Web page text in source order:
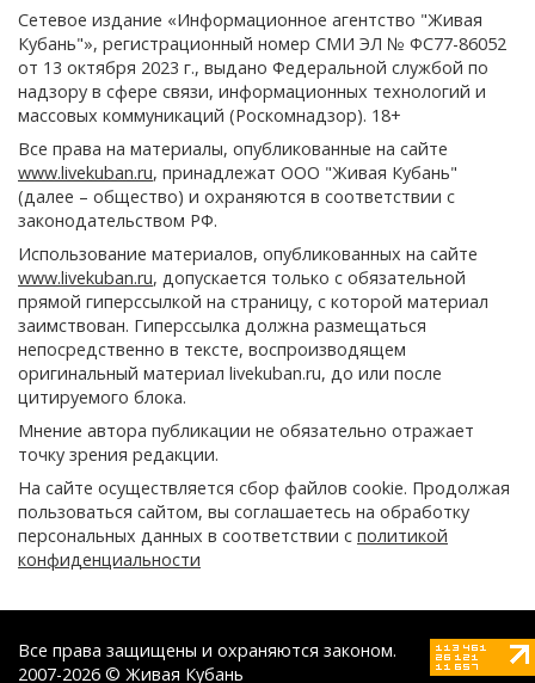
Сетевое издание «Информационное агентство "Живая
Кубань"», регистрационный номер СМИ ЭЛ № ФС77-86052
от 13 октября 2023 г., выдано Федеральной службой по
надзору в сфере связи, информационных технологий и
массовых коммуникаций (Роскомнадзор). 18+
Все права на материалы, опубликованные на сайте
www.livekuban.ru, принадлежат ООО "Живая Кубань"
(далее – общество) и охраняются в соответствии с
законодательством РФ.
Использование материалов, опубликованных на сайте
www.livekuban.ru, допускается только с обязательной
прямой гиперссылкой на страницу, с которой материал
заимствован. Гиперссылка должна размещаться
непосредственно в тексте, воспроизводящем
оригинальный материал livekuban.ru, до или после
цитируемого блока.
Мнение автора публикации не обязательно отражает
точку зрения редакции.
На сайте осуществляется сбор файлов cookie. Продолжая
пользоваться сайтом, вы соглашаетесь на обработку
персональных данных в соответствии с политикой
конфиденциальности
Все права защищены и охраняются законом.
2007-2026 © Живая Кубань